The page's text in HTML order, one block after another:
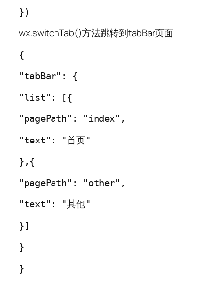
})
wx.switchTab()方法跳转到tabBar页面
{
"tabBar": {
"list": [{
"pagePath": "index",
"text": "首页"
},{
"pagePath": "other",
"text": "其他"
}]
}
}